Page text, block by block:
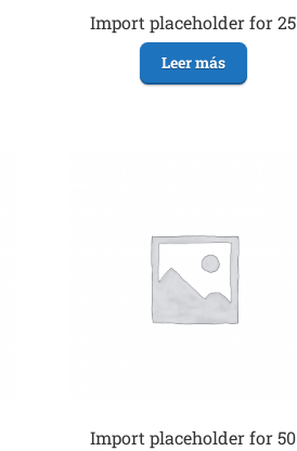
Import placeholder for 25
Leer más
Import placeholder for 50